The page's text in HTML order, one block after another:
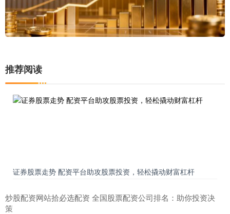
推荐阅读
证券股票走势 配资平台助攻股票投资，轻松撬动财富杠杆
炒股配资网站拾必选配资 全国股票配资公司排名：助你投资决
策